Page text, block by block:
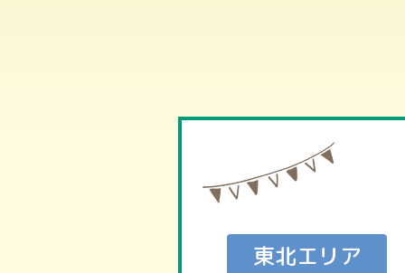
東北エリア